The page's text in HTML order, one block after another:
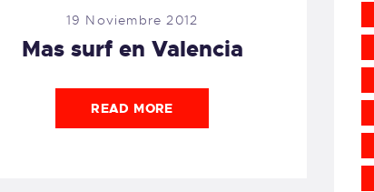
19 Noviembre 2012
Mas surf en Valencia
READ MORE